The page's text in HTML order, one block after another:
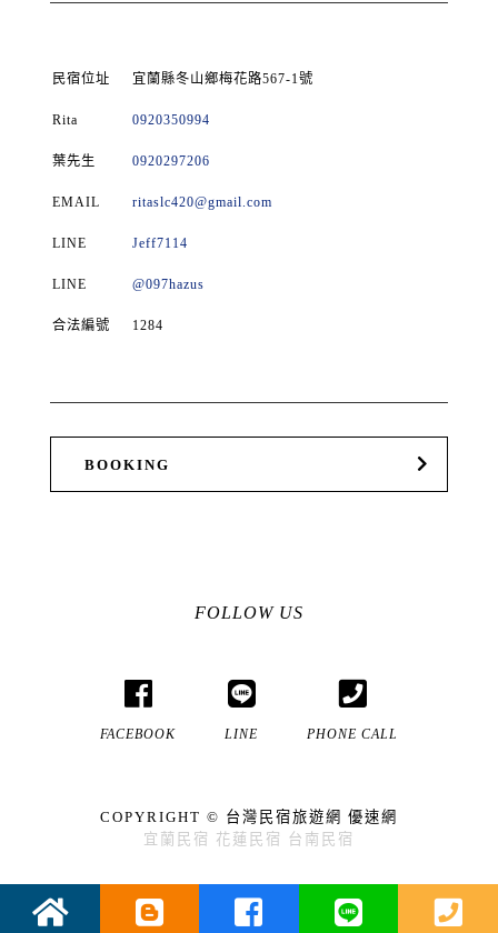
民宿位址 宜蘭縣冬山鄉梅花路567-1號
Rita 0920350994
葉先生 0920297206
EMAIL ritaslc420@gmail.com
LINE Jeff7114
LINE @097hazus
合法編號 1284
BOOKING
FOLLOW US
FACEBOOK LINE PHONE CALL
COPYRIGHT © 台灣民宿旅遊網 優速網
宜蘭民宿 花蓮民宿 台南民宿